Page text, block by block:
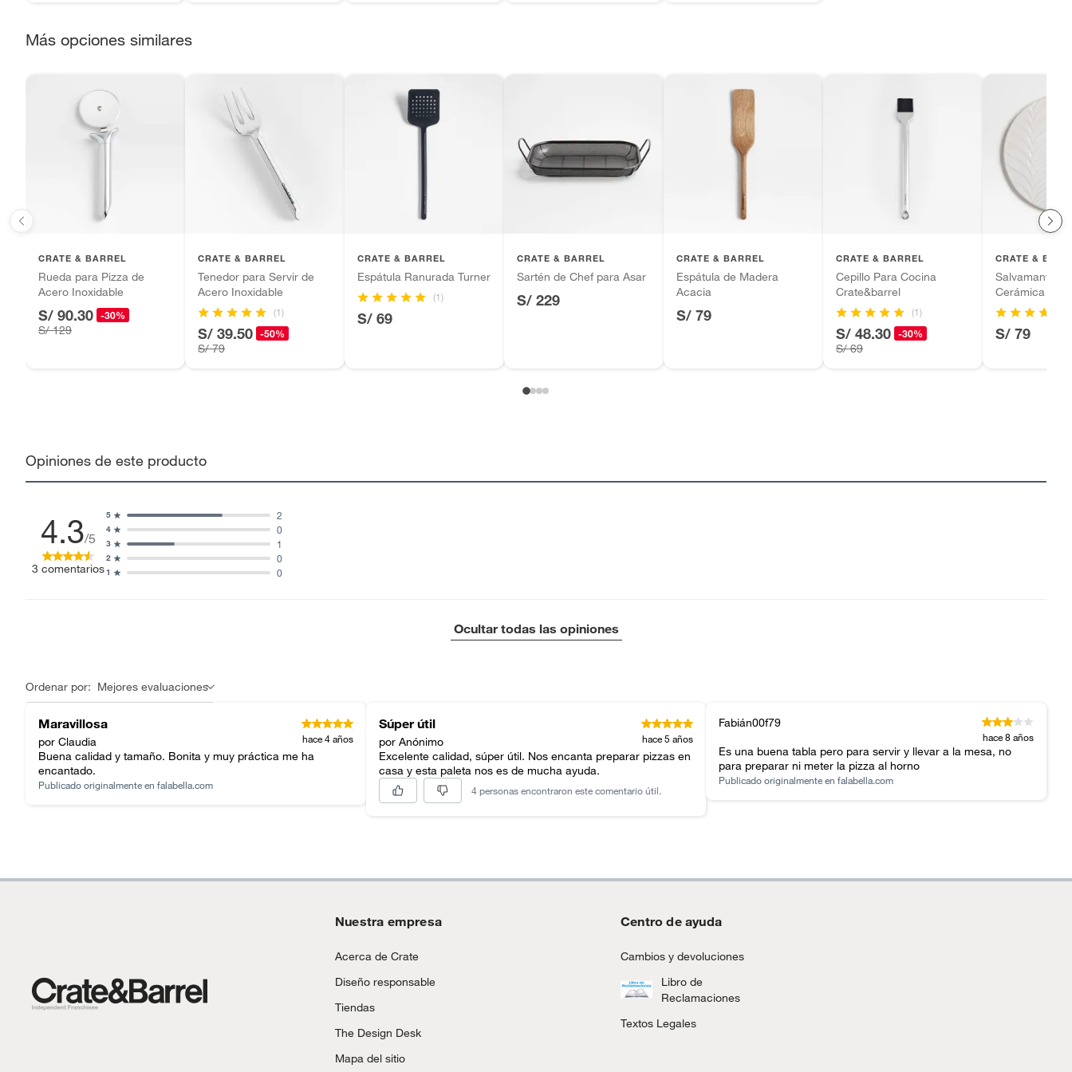
Alimentos, bebidas, fórmulas y leches para bebés.
Plantas.
Productos que hayan sido previamente instalados.
Baterías de auto.
Más opciones similares
CRATE & BARREL
Rueda para Pizza de
Acero Inoxidable
S/ 90.30 -30%
S/ 129
CRATE & BARREL
Tenedor para Servir de
Acero Inoxidable
(1)
S/ 39.50 -50%
S/ 79
CRATE & BARREL
Espátula Ranurada Turner
(1)
S/ 69
CRATE & BARREL
Sartén de Chef para Asar
S/ 229
CRATE & BARREL
Espátula de Madera
Acacia
S/ 79
CRATE & BARREL
Cepillo Para Cocina
Crate&barrel
(1)
S/ 48.30 -30%
S/ 69
CRATE &
Cerámica
S/ 79
Opiniones de este producto
4.3/5
3 comentarios1 0
2 0
3 1
4 0
5 2
Ocultar todas las opiniones
Ordenar por: Mejores evaluaciones
Maravillosa
por Claudia hace 4 años
Buena calidad y tamaño. Bonita y muy práctica me ha
encantado.
Publicado originalmente en falabella.com
Súper útil
por Anónimo hace 5 años
Excelente calidad, súper útil. Nos encanta preparar pizzas en
casa y esta paleta nos es de mucha ayuda.
4 personas encontraron este comentario útil.
Fabián00f79
hace 8 años
Es una buena tabla pero para servir y llevar a la mesa, no
para preparar ni meter la pizza al horno
Publicado originalmente enfalabella.com
Nuestra empresa
Acerca de Crate
Diseño responsable
Tiendas
The Design Desk
Mapa del sitio
Centro de ayuda
Cambios y devoluciones
Libro de
Reclamaciones
Textos Legales